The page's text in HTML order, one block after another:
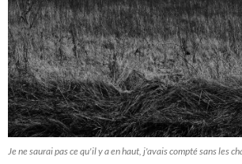
Je ne saurai pas ce qu'il y a en haut, j'avais compté sans les